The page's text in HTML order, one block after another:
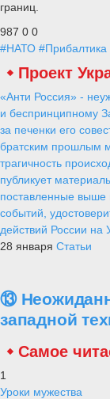
границ.
987 0 0
#НАТО #Прибалтика
Проект
«Анти Россия» -
и беспринципному
за печенки его
братским прошлым
трагичность
публикует
поставленные выше
событий,
действий России на
28 января Статьи
⑬
западной
Самое
1
Уроки мужества